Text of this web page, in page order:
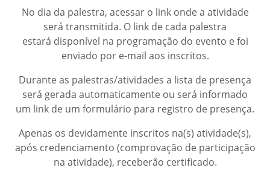
No dia da palestra, acessar o link onde a atividade
será transmitida. O link de cada palestra
estará disponível na programação do evento e foi
enviado por e-mail aos inscritos.
Durante as palestras/atividades a lista de presença
será gerada automaticamente ou será informado
um link de um formulário para registro de presença.
Apenas os devidamente inscritos na(s) atividade(s),
após credenciamento (comprovação de participação
na atividade), receberão certificado.